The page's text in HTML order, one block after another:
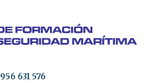
956 631 576